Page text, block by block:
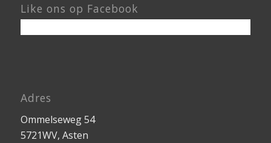
Like ons op Facebook
Adres
Ommelseweg 54
5721WV, Asten